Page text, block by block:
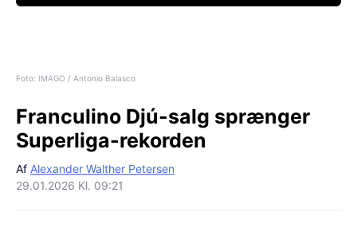
Foto: IMAGO / Antonio Balasco
Franculino Djú-salg sprænger
Superliga-rekorden
Af Alexander Walther Petersen
29.01.2026 Kl. 09:21